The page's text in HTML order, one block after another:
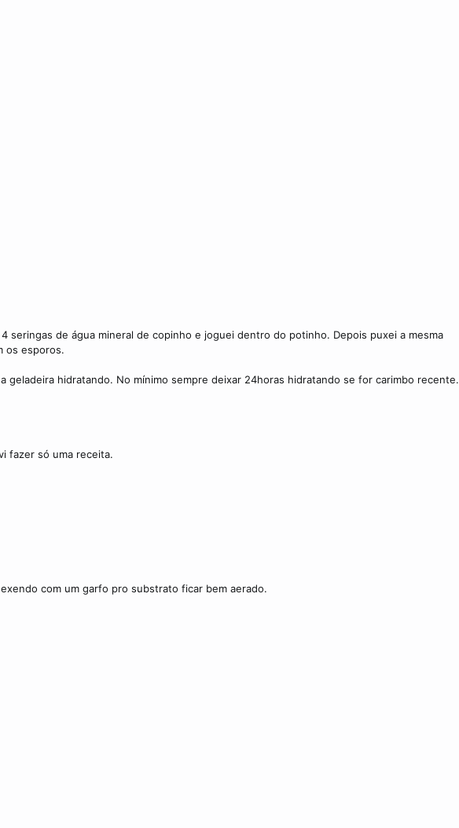
seringas de água mineral de copinho e joguei dentro do potinho. Depois puxei a mesma
os esporos.
geladeira hidratando. No mínimo sempre deixar 24horas hidratando se for carimbo recente.
fazer só uma receita.
com um garfo pro substrato ficar bem aerado.